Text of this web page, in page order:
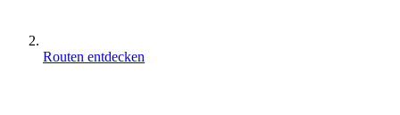
Routen entdecken